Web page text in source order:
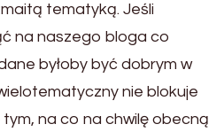
tematyką. Jeśli
na naszego bloga co
byłoby być dobrym w
nie blokuje
na co na chwilę obecną